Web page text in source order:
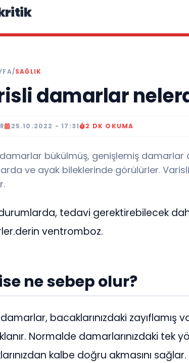
/SAĞLIK
damarlar
25.10.2022 - 17:31 2 DK OKUMA
bükülmüş, genişlemiş damarlar
ve ayak bileklerinde görülürler.
tedavi gerektirebilecek
ventromboz.
ne sebep olur?
bacaklarınızdaki zayıflamış
Normalde damarlarınızdaki tek
kalbe doğru akmasını